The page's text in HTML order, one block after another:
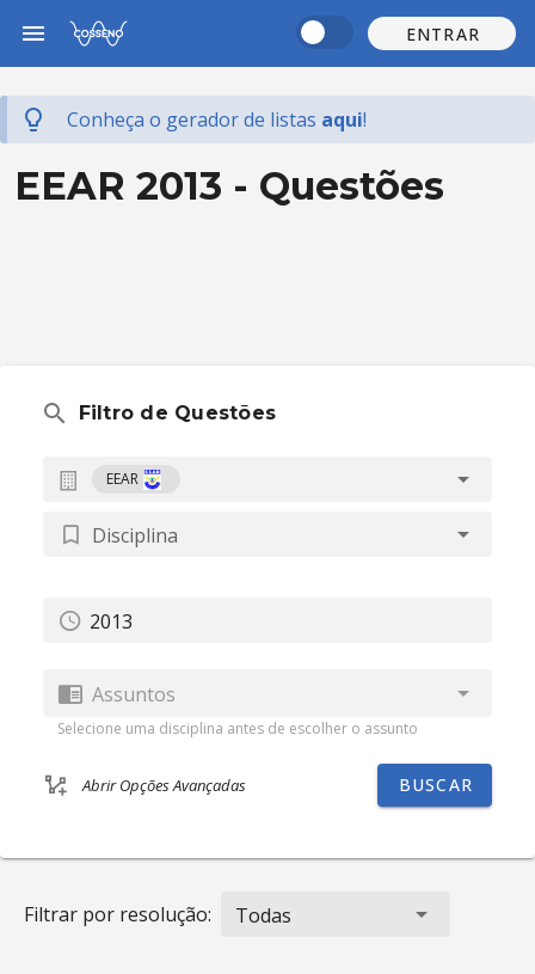
ENTRAR
Conheça o gerador de listas aqui!
EEAR 2013 - Questões
Filtro de Questões
EEAR
Disciplina
Assuntos
Selecione uma disciplina antes de escolher o assunto
Abrir Opções Avançadas BUSCAR
Filtrar por resolução: Todas